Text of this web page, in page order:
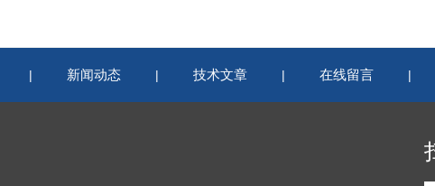
| 新闻动态 | 技术文章 | 在线留言 |